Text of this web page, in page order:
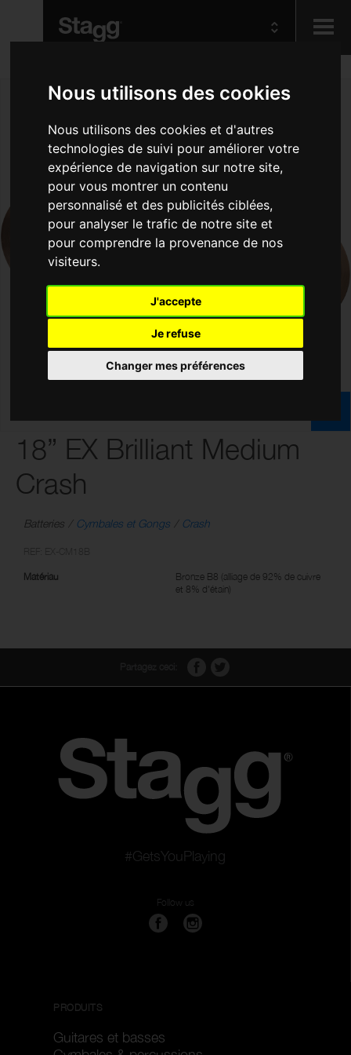
Nous utilisons des cookies
Nous utilisons des cookies et d'autres
technologies de suivi pour améliorer votre
expérience de navigation sur notre site,
pour vous montrer un contenu
personnalisé et des publicités ciblées,
pour analyser le trafic de notre site et
pour comprendre la provenance de nos
visiteurs.
J'accepte
Je refuse
Changer mes préférences
Audio &
Lighting
18” EX Brilliant Medium
Crash
Batteries Cymbales et Gongs Crash
Matériau
Bronze B8 (alliage de 92% de cuivre
et 8% d'étain)
#GetsYouPlaying
Follow us
PRODUITS
Guitares et basses